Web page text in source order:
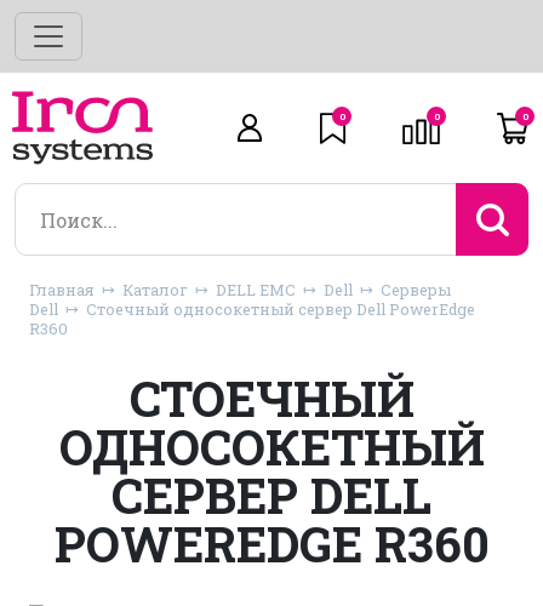
0 0 0
Главная Каталог DELL EMC Dell
Серверы
Dell
Стоечный односокетный сервер Dell PowerEdge
R360
СТОЕЧНЫЙ
ОДНОСОКЕТНЫЙ
СЕРВЕР DELL
POWEREDGE R360